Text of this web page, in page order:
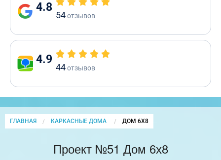
4.8
54отзывов
4.9
44отзывов
ГЛАВНАЯ КАРКАСНЫЕ ДОМА CURRENT:
ДОМ 6Х8
Проект №51 Дом 6х8